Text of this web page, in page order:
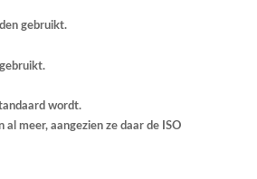
gebruikt.
wordt.
meer, aangezien ze daar de ISO